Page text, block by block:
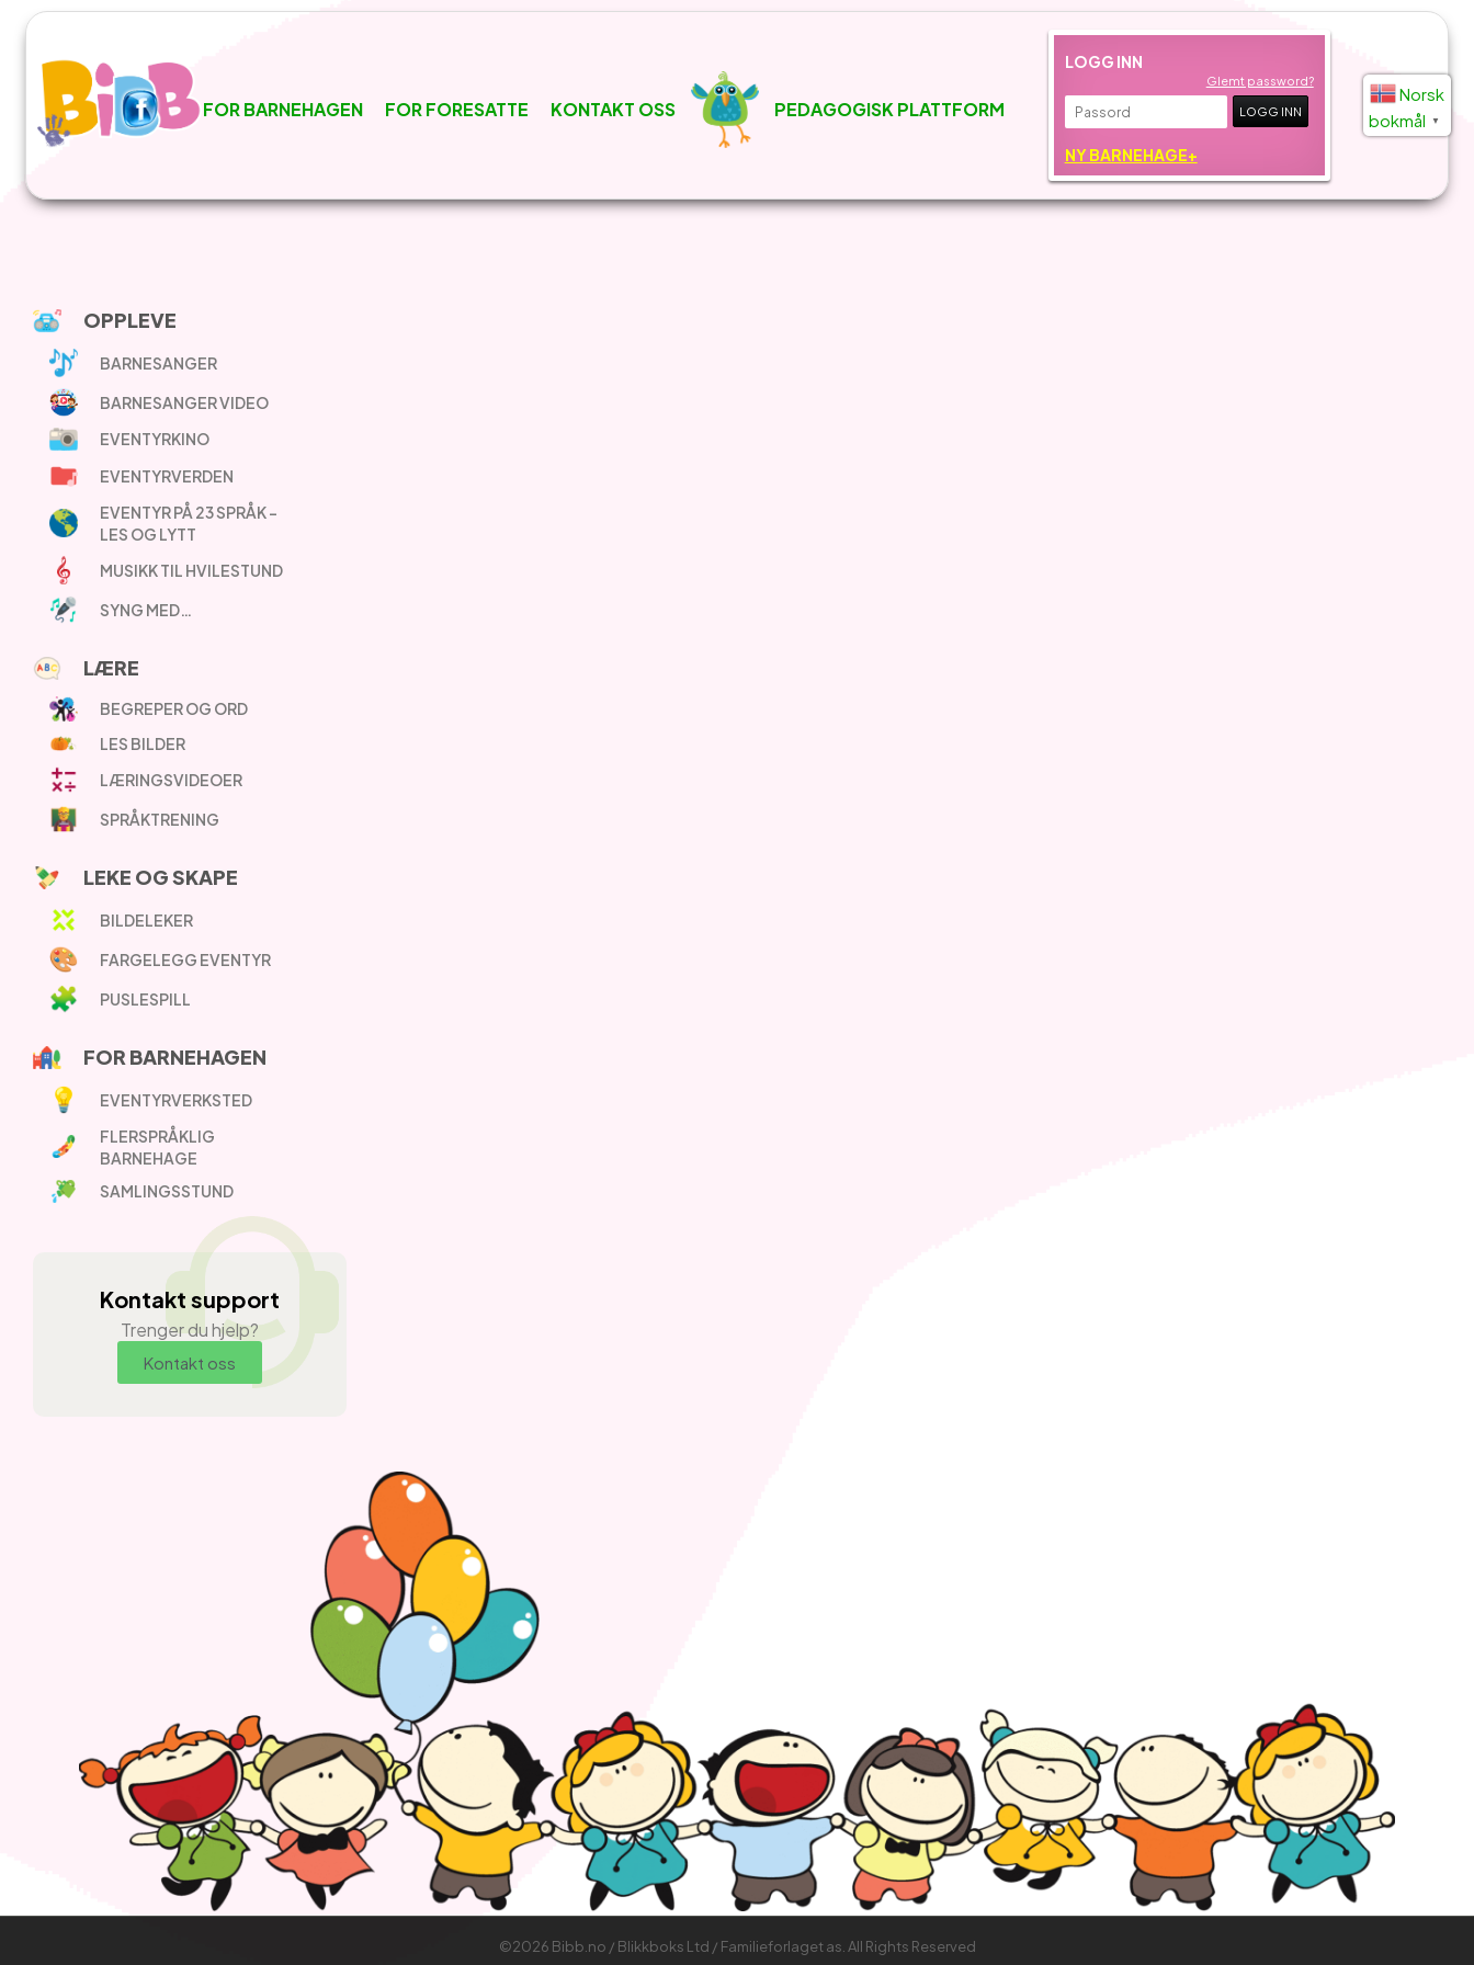
FOR BARNEHAGEN FOR FORESATTE KONTAKT OSS PEDAGOGISK PLATTFORM
LOGG INN
Glemt password?
NY BARNEHAGE+
Norsk
bokmål
▼
OPPLEVE
BARNESANGER
BARNESANGER VIDEO
EVENTYRKINO
EVENTYRVERDEN
EVENTYR PÅ 23 SPRÅK –
LES OG LYTT
MUSIKK TIL HVILESTUND
SYNG MED…
LÆRE
BEGREPER OG ORD
LES BILDER
LÆRINGSVIDEOER
SPRÅKTRENING
LEKE OG SKAPE
BILDELEKER
FARGELEGG EVENTYR
PUSLESPILL
FOR BARNEHAGEN
EVENTYRVERKSTED
FLERSPRÅKLIG
BARNEHAGE
SAMLINGSSTUND
Kontakt support
Trenger du hjelp?
Kontakt oss
©2026 Bibb.no / Blikkboks Ltd / Familieforlaget as. All Rights Reserved